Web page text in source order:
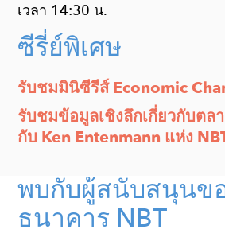
เวลา 14:30 น.
ซีรี่ย์พิเศษ
รับชมมินิซีรีส์ Economic
รับชมข้อมูลเชิงลึกเกี่ยวกับตล
กับ Ken Entenmann แห่ง
พบกับผู้สนับสนุนขอ
ธนาคาร NBT